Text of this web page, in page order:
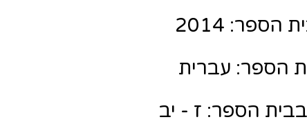
2014
הספר: עברית
הספר: ז - יב